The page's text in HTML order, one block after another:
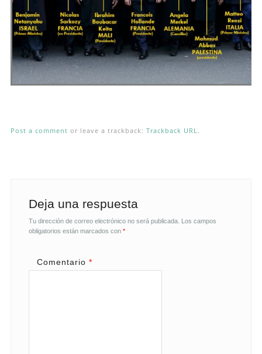
Post a comment or leave a trackback: Trackback URL.
Deja una respuesta
Tu dirección de correo electrónico no será publicada.
Los campos
obligatorios están marcados con *
Comentario *